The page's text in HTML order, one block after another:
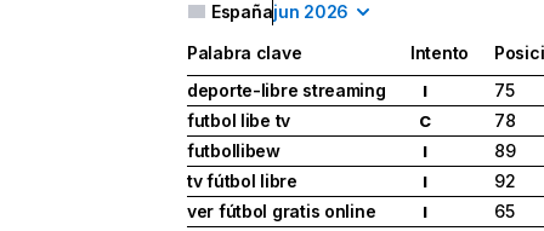
Españajun 2026
Palabra clave Intento
deporte-libre streaming
I
75
futbol libe tv
C
78
futbollibew
I
89
tv fútbol libre
I
92
ver fútbol gratis online
I 65